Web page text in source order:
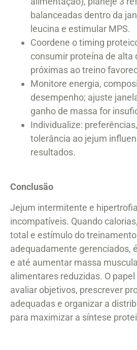
balanceadas dentro da
leucina e estimular MPS.
Coordene o timing
consumir proteína de alta
próximas ao treino
Monitore energia,
desempenho; ajuste
ganho de massa for
Individualize:
tolerância ao jejum
resultados.
Conclusão
Jejum intermitente e
incompatíveis. Quando
total e estímulo do
adequadamente gerenciados,
e até aumentar massa
alimentares reduzidas. O
avaliar objetivos, prescrever
adequadas e organizar a
para maximizar a síntese